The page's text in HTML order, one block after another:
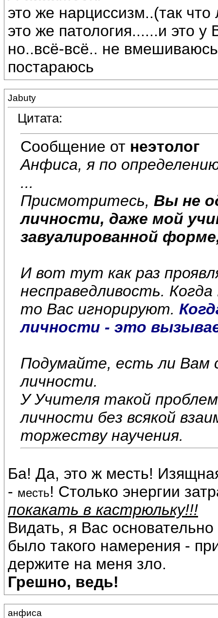
это же нарциссизм..(так
это же патология......и это у
но..всё-всё.. не
постараюсь
Jabuty
Цитата:
Сообщение от неэтолог
Анфиса, я по
...
Присмотритесь, Вы не
личности, даже мой
завуалированной
И вот тут как раз
несправедливость.
то Вас игнорируют.
личности - это
Подумайте, есть ли Вам
личности.
У Учителя такой
личности без всякой
торжеству научения.
Ба! Да, это ж месть!
- месть! Столько энергии
покакать в кастрюльку!!!
Видать, я Вас
было такого намерения -
держите на меня зло.
Грешно, ведь!
анфиса